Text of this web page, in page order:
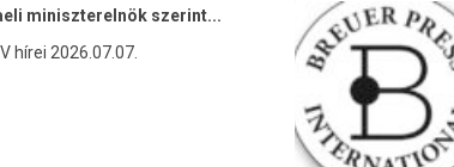
miniszterelnök szerint...
hírei 2026.07.07.